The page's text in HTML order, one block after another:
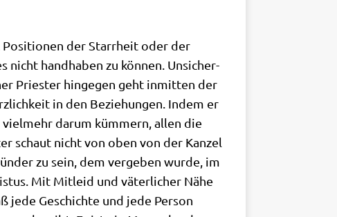
der Starr­heit oder der
nicht hand­ha­ben zu kön­nen. Unsi­cher­
Prie­ster hin­ge­gen geht inmit­ten der
in den Bezie­hun­gen. Indem er
dar­um küm­mern, allen die
schaut nicht von oben von der Kan­zel
zu sein, dem ver­ge­ben wur­de, im
Mit Mit­leid und väter­li­cher Nähe
jede Geschich­te und jede Per­son